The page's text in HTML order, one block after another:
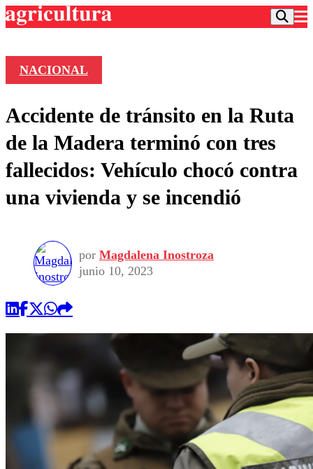
Frecuencias
Agricultura TV
Deportes
Colo Colo
Motor
Torneo Internacional
Torneo Nacional
Entretención
Noticias
Internacional
Nacional
Vida Social
Programas
Comercial
NACIONAL
Accidente de tránsito en la Ruta
de la Madera terminó con tres
fallecidos: Vehículo chocó contra
una vivienda y se incendió
por Magdalena Inostroza
junio 10, 2023